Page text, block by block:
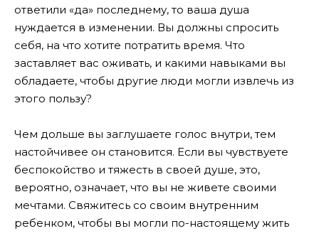
ответили «да» последнему, то ваша душа
нуждается в изменении. Вы должны спросить
себя, на что хотите потратить время. Что
заставляет вас оживать, и какими навыками вы
обладаете, чтобы другие люди могли извлечь из
этого пользу?
Чем дольше вы заглушаете голос внутри, тем
настойчивее он становится. Если вы чувствуете
беспокойство и тяжесть в своей душе, это,
вероятно, означает, что вы не живете своими
мечтами. Свяжитесь со своим внутренним
ребенком, чтобы вы могли по-настоящему жить